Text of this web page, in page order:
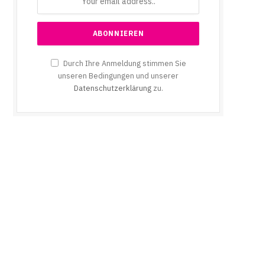
Durch Ihre Anmeldung stimmen Sie
unseren Bedingungen und unserer
Datenschutzerklärungzu.